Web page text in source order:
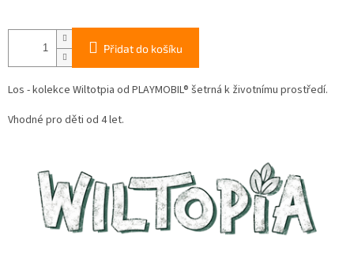
Přidat do košíku
Los - kolekce Wiltotpia od PLAYMOBIL® šetrná k životnímu prostředí.
Vhodné pro děti od 4 let.